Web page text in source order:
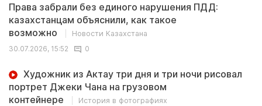
Права забрали без единого нарушения ПДД:
казахстанцам объяснили, как такое
возможно
Новости Казахстана
30.07.2026, 15:52
0
Художник из Актау три дня и три ночи рисовал
портрет Джеки Чана на грузовом
контейнере
История в фотографиях